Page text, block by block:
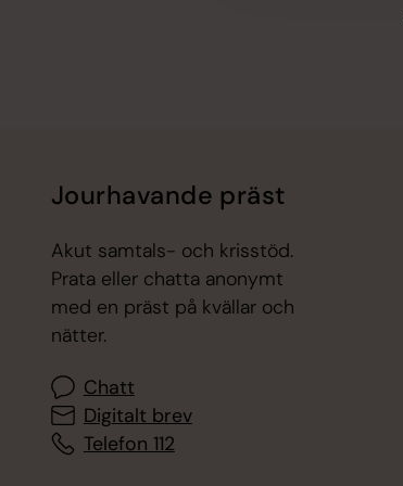
Jourhavande präst
Akut samtals- och krisstöd.
Prata eller chatta anonymt
med en präst på kvällar och
nätter.
Chatt
Digitalt brev
Telefon 112